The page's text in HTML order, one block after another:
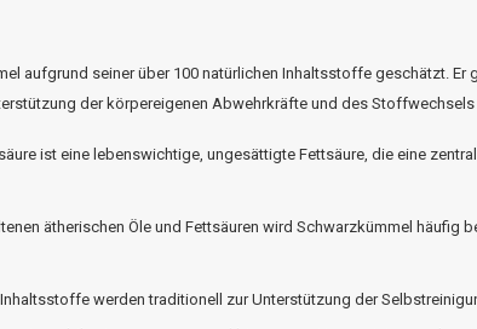
aufgrund seiner über 100 natürlichen Inhaltsstoffe geschätzt. Er
der körpereigenen Abwehrkräfte und des
ist eine lebenswichtige, ungesättigte Fettsäure, die eine
ätherischen Öle und Fettsäuren wird Schwarzkümmel häufig
werden traditionell zur Unterstützung der